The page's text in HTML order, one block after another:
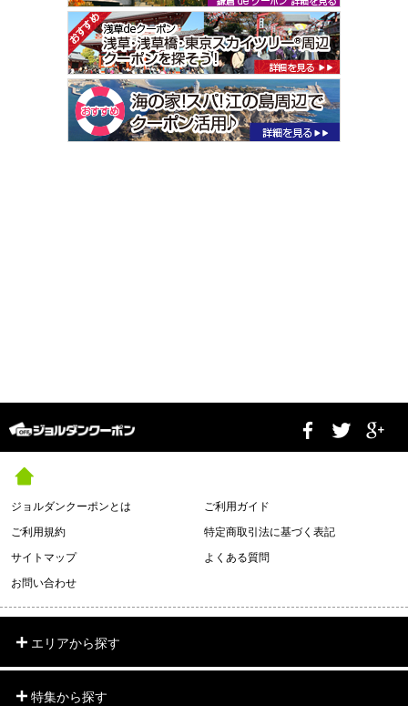
ジョルダンクーポンとは
ご利用ガイド
ご利用規約
特定商取引法に基づく表記
サイトマップ
よくある質問
お問い合わせ
エリアから探す
特集から探す